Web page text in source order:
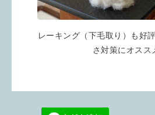
レーキング（下毛取り）も好
さ対策にオスス